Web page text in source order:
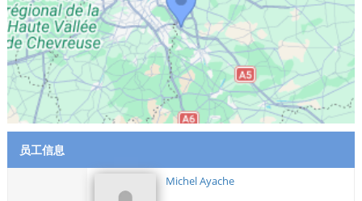
员工信息
Michel Ayache